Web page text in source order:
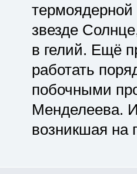
термоядерной
звезде
в гелий. Ещё
работать
побочными
Менделеева.
возникшая на